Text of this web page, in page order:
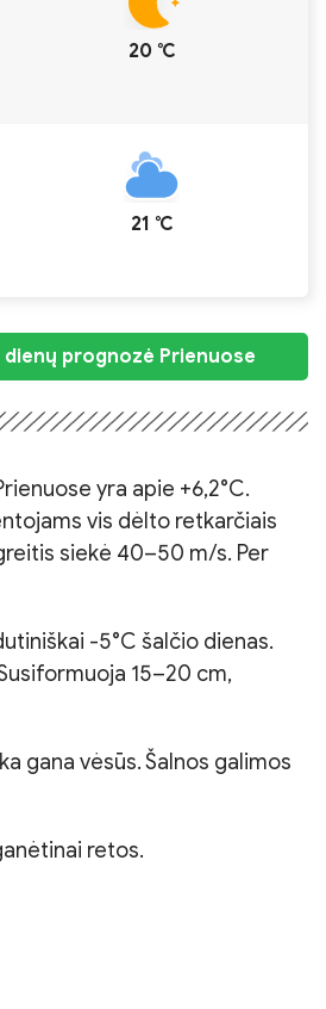
20 ℃
21 ℃
dienų prognozė Prienuose
yra apie +6,2°C.
vis dėlto retkarčiais
siekė 40–50 m/s. Per
-5°C šalčio dienas.
15–20 cm,
gana vėsūs. Šalnos galimos
retos.